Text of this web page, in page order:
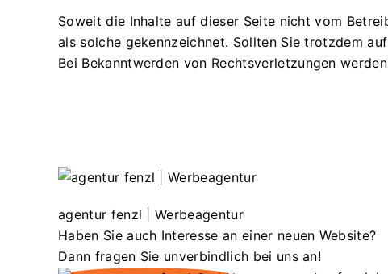
Soweit die Inhalte auf dieser Seite nicht vom
als solche gekennzeichnet. Sollten Sie trotzdem
Bei Bekanntwerden von Rechtsverletzungen
agentur fenzl | Werbeagentur
Haben Sie auch Interesse an einer neuen Website?
Dann fragen Sie unverbindlich bei uns an!